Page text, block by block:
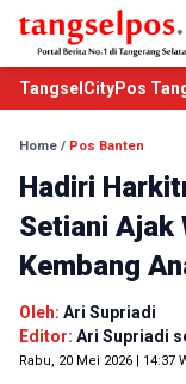
TangselCityPos
Home / Pos Banten
Hadiri
Setiani Ajak
Kembang
Oleh: Ari Supriadi
Editor: Ari Supriadi
Rabu, 20 Mei 2026 | 14:37